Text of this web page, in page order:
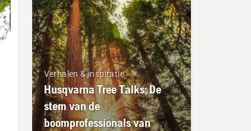
Verhalen & inspiratie
Husqvarna Tree Talks: De
stem van de
boomprofessionals van